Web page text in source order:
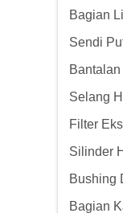
Bagian
Sendi
Selang
Filter
Silinder
Bushing
Bagian